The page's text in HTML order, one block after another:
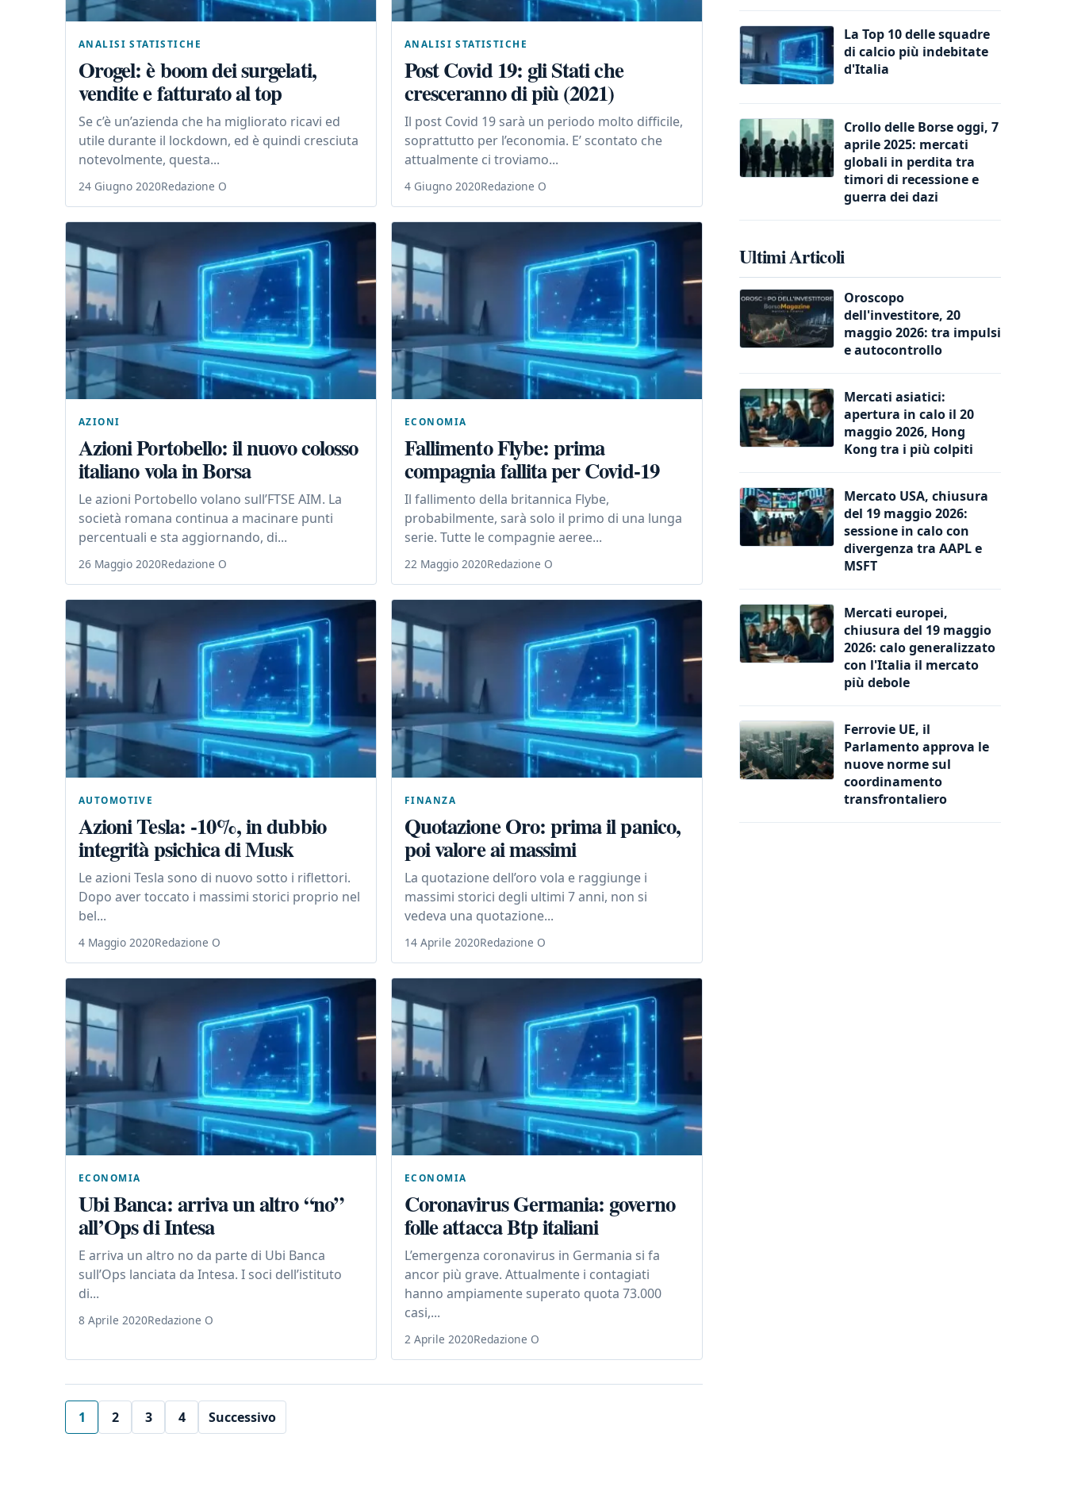
ANALISI STATISTICHE
Orogel: è boom dei surgelati,
vendite e fatturato al top
Se c’è un’azienda che ha migliorato ricavi ed
utile durante il lockdown, ed è quindi cresciuta
notevolmente, questa...
24 Giugno 2020Redazione O
ANALISI STATISTICHE
Post Covid 19: gli Stati che
cresceranno di più (2021)
Il post Covid 19 sarà un periodo molto difficile,
soprattutto per l’economia. E’ scontato che
attualmente ci troviamo...
4 Giugno 2020Redazione O
AZIONI
Azioni Portobello: il nuovo colosso
italiano vola in Borsa
Le azioni Portobello volano sull’FTSE AIM. La
società romana continua a macinare punti
percentuali e sta aggiornando, di...
26 Maggio 2020Redazione O
ECONOMIA
Fallimento Flybe: prima
compagnia fallita per Covid-19
Il fallimento della britannica Flybe,
probabilmente, sarà solo il primo di una lunga
serie. Tutte le compagnie aeree...
22 Maggio 2020Redazione O
AUTOMOTIVE
Azioni Tesla: -10%, in dubbio
integrità psichica di Musk
Le azioni Tesla sono di nuovo sotto i riflettori.
Dopo aver toccato i massimi storici proprio nel
bel...
4 Maggio 2020Redazione O
FINANZA
Quotazione Oro: prima il panico,
poi valore ai massimi
La quotazione dell’oro vola e raggiunge i
massimi storici degli ultimi 7 anni, non si
vedeva una quotazione...
14 Aprile 2020Redazione O
ECONOMIA
Ubi Banca: arriva un altro “no”
all’Ops di Intesa
E arriva un altro no da parte di Ubi Banca
sull’Ops lanciata da Intesa. I soci dell’istituto
di...
8 Aprile 2020Redazione O
ECONOMIA
Coronavirus Germania: governo
folle attacca Btp italiani
L’emergenza coronavirus in Germania si fa
ancor più grave. Attualmente i contagiati
hanno ampiamente superato quota 73.000
casi,...
2 Aprile 2020Redazione O
1 2 3 4 Successivo
La Top 10 delle squadre
di calcio più indebitate
d'Italia
Crollo delle Borse oggi, 7
aprile 2025: mercati
globali in perdita tra
timori di recessione e
guerra dei dazi
Ultimi Articoli
Oroscopo
dell'investitore, 20
maggio 2026: tra impulsi
e autocontrollo
Mercati asiatici:
apertura in calo il 20
maggio 2026, Hong
Kong tra i più colpiti
Mercato USA, chiusura
del 19 maggio 2026:
sessione in calo con
divergenza tra AAPL e
MSFT
Mercati europei,
chiusura del 19 maggio
2026: calo generalizzato
con l'Italia il mercato
più debole
Ferrovie UE, il
Parlamento approva le
nuove norme sul
coordinamento
transfrontaliero